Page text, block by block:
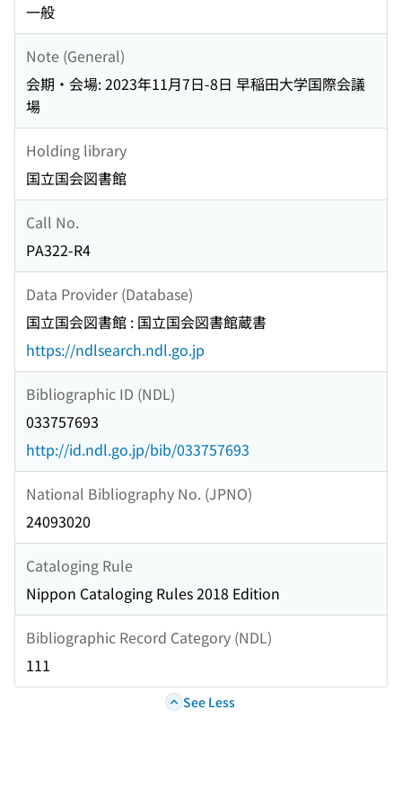
一般
Note (General)
会期・会場: 2023年11月7日-8日 早稲田大学国際会議
場
Holding library
国立国会図書館
Call No.
PA322-R4
Data Provider (Database)
国立国会図書館 : 国立国会図書館蔵書
https://ndlsearch.ndl.go.jp
Bibliographic ID (NDL)
033757693
http://id.ndl.go.jp/bib/033757693
National Bibliography No. (JPNO)
24093020
Cataloging Rule
Nippon Cataloging Rules 2018 Edition
Bibliographic Record Category (NDL)
111
See Less